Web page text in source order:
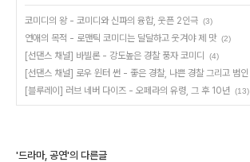
코미디의 왕 - 코미디와 신파의 융합, 웃픈 2인극 (3)
연애의 목적 - 로맨틱 코미디는 달달하고 웃겨야 제 맛 (2)
[선댄스 채널] 바빌론 - 강도높은 경찰 풍자 코미디 (4)
[선댄스 채널] 로우 윈터 썬 - 좋은 경찰, 나쁜 경찰 그리고 범인
[블루레이] 러브 네버 다이즈 - 오페라의 유령, 그 후 10년 (13)
'드라마, 공연'의 다른글